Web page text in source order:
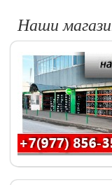
Наши